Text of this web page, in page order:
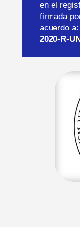
en el
firmada
acuerdo a:
2020-R-